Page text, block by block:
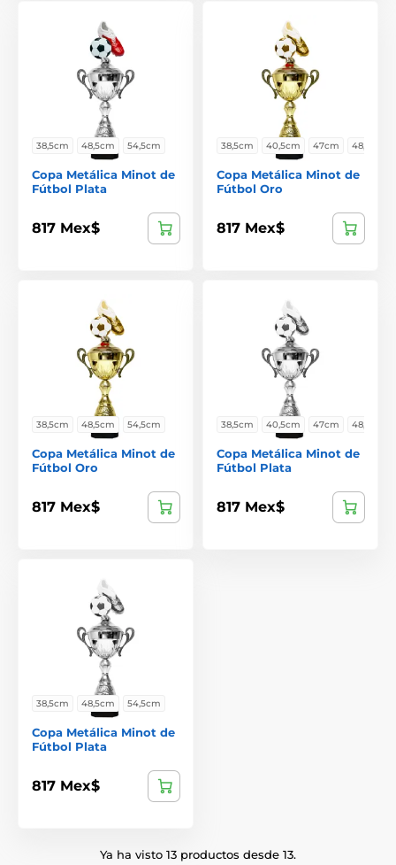
38,5cm 48,5cm 54,5cm
Copa Metálica Minot de
Fútbol Plata
817 Mex$
38,5cm 40,5cm 47cm 48,5cm
Copa Metálica Minot de
Fútbol Oro
817 Mex$
38,5cm 48,5cm 54,5cm
Copa Metálica Minot de
Fútbol Oro
817 Mex$
38,5cm 40,5cm 47cm 48,5cm
Copa Metálica Minot de
Fútbol Plata
817 Mex$
38,5cm 48,5cm 54,5cm
Copa Metálica Minot de
Fútbol Plata
817 Mex$
Ya ha visto 13 productos desde 13.